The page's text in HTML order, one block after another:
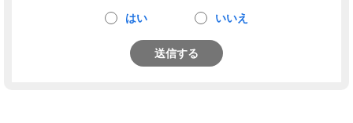
はい いいえ
送信する